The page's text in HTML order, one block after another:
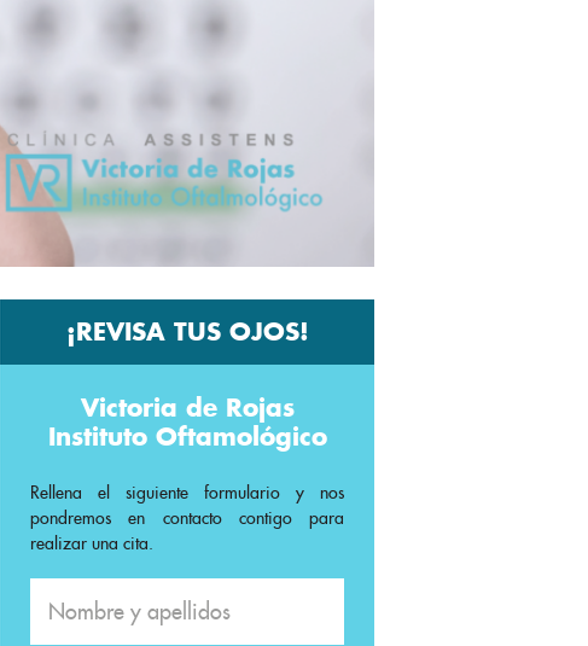
¡REVISA TUS OJOS!
Victoria de Rojas
Instituto Oftamológico
Rellena el siguiente formulario y nos
pondremos en contacto contigo para
realizar una cita.